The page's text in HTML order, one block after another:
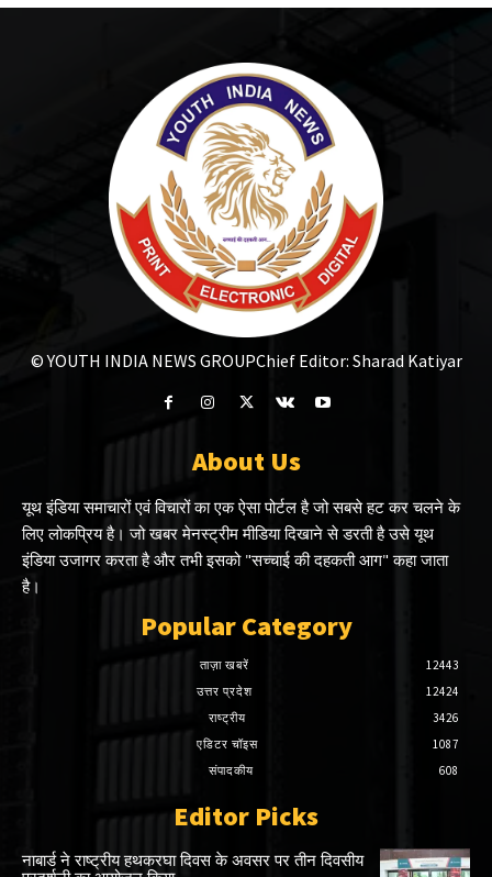
© YOUTH INDIA NEWS GROUPChief Editor: Sharad Katiyar
About Us
यूथ इंडिया समाचारों एवं विचारों का एक ऐसा पोर्टल है जो सबसे हट कर चलने के
लिए लोकप्रिय है। जो खबर मेनस्ट्रीम मीडिया दिखाने से डरती है उसे यूथ
इंडिया उजागर करता है और तभी इसको "सच्चाई की दहकती आग" कहा जाता
है।
Popular Category
ताज़ा खबरें
12443
उत्तर प्रदेश
12424
राष्ट्रीय
3426
एडिटर चॉइस
1087
संपादकीय
608
Editor Picks
नाबार्ड ने राष्ट्रीय हथकरघा दिवस के अवसर पर तीन दिवसीय